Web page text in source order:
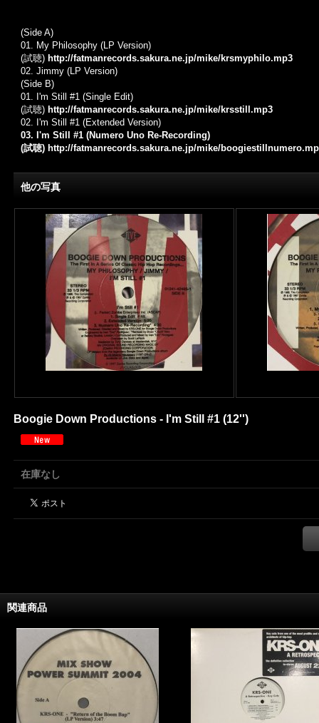
(Side A)
01. My Philosophy (LP Version)
(試聴) http://fatmanrecords.sakura.ne.jp/mike/krsmyphilo.mp3
02. Jimmy (LP Version)
(Side B)
01. I'm Still #1 (Single Edit)
(試聴) http://fatmanrecords.sakura.ne.jp/mike/krsstill.mp3
02. I'm Still #1 (Extended Version)
03. I'm Still #1 (Numero Uno Re-Recording)
(試聴) http://fatmanrecords.sakura.ne.jp/mike/
他の写真
Boogie Down Productions - I'm Still #1 (12'')
在庫なし
関連商品